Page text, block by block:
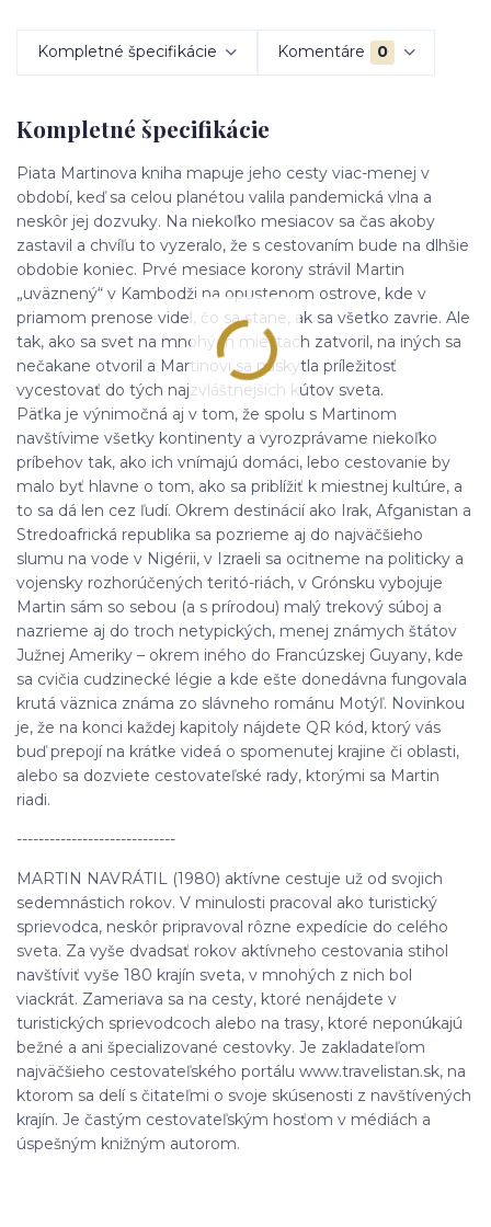
Kompletné špecifikácie Komentáre 0
Kompletné špecifikácie
Piata Martinova kniha mapuje jeho cesty viac-menej v
období, keď sa celou planétou valila pandemická vlna a
neskôr jej dozvuky. Na niekoľko mesiacov sa čas akoby
zastavil a chvíľu to vyzeralo, že s cestovaním bude na dlhšie
obdobie koniec. Prvé mesiace korony strávil Martin
„uväznený“ v Kambodži na opustenom ostrove, kde v
priamom prenose videl, čo sa stane, ak sa všetko zavrie. Ale
tak, ako sa svet na mnohých miestach zatvoril, na iných sa
nečakane otvoril a Martinovi sa naskytla príležitosť
vycestovať do tých najzvláštnejších kútov sveta.
Päťka je výnimočná aj v tom, že spolu s Martinom
navštívime všetky kontinenty a vyrozprávame niekoľko
príbehov tak, ako ich vnímajú domáci, lebo cestovanie by
malo byť hlavne o tom, ako sa priblížiť k miestnej kultúre, a
to sa dá len cez ľudí. Okrem destinácií ako Irak, Afganistan a
Stredoafrická republika sa pozrieme aj do najväčšieho
slumu na vode v Nigérii, v Izraeli sa ocitneme na politicky a
vojensky rozhorúčených teritó-riách, v Grónsku vybojuje
Martin sám so sebou (a s prírodou) malý trekový súboj a
nazrieme aj do troch netypických, menej známych štátov
Južnej Ameriky – okrem iného do Francúzskej Guyany, kde
sa cvičia cudzinecké légie a kde ešte donedávna fungovala
krutá väznica známa zo slávneho románu Motýľ. Novinkou
je, že na konci každej kapitoly nájdete QR kód, ktorý vás
buď prepojí na krátke videá o spomenutej krajine či oblasti,
alebo sa dozviete cestovateľské rady, ktorými sa Martin
riadi.
-----------------------------
MARTIN NAVRÁTIL (1980) aktívne cestuje už od svojich
sedemnástich rokov. V minulosti pracoval ako turistický
sprievodca, neskôr pripravoval rôzne expedície do celého
sveta. Za vyše dvadsať rokov aktívneho cestovania stihol
navštíviť vyše 180 krajín sveta, v mnohých z nich bol
viackrát. Zameriava sa na cesty, ktoré nenájdete v
turistických sprievodcoch alebo na trasy, ktoré neponúkajú
bežné a ani špecializované cestovky. Je zakladateľom
najväčšieho cestovateľského portálu www.travelistan.sk, na
ktorom sa delí s čitateľmi o svoje skúsenosti z navštívených
krajín. Je častým cestovateľským hosťom v médiách a
úspešným knižným autorom.